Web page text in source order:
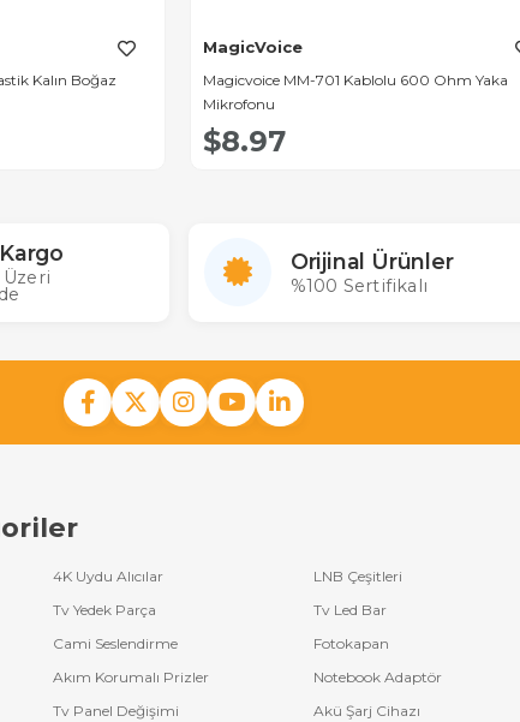
Kalın Boğaz
MagicVoice
Magicvoice MM-701 Kablolu 600 Ohm Yaka
Mikrofonu
$8.97
Orijinal Ürünler
%100 Sertifikalı
4K Uydu Alıcılar LNB Çeşitleri
Tv Yedek Parça Tv Led Bar
Cami Seslendirme Fotokapan
Akım Korumalı Prizler Notebook Adaptör
Tv Panel Değişimi Akü Şarj Cihazı